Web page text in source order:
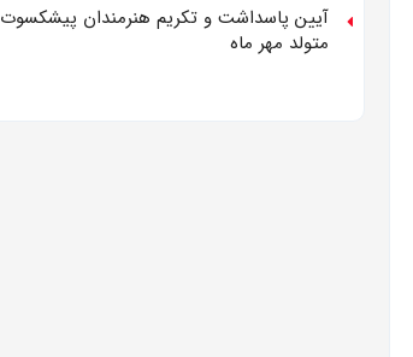
آیین پاسداشت و تکریم هنرمندان پیشکسوت
متولد مهر ماه